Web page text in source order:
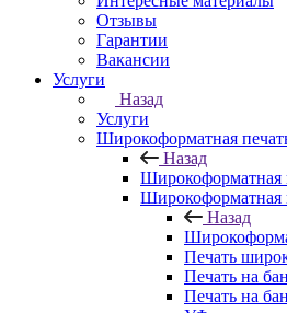
Отзывы
Гарантии
Вакансии
Услуги
Назад
Услуги
Широкоформатная
Назад
Широкоформатная
Широкоформатная
Назад
Печать
Печать на
Печать на